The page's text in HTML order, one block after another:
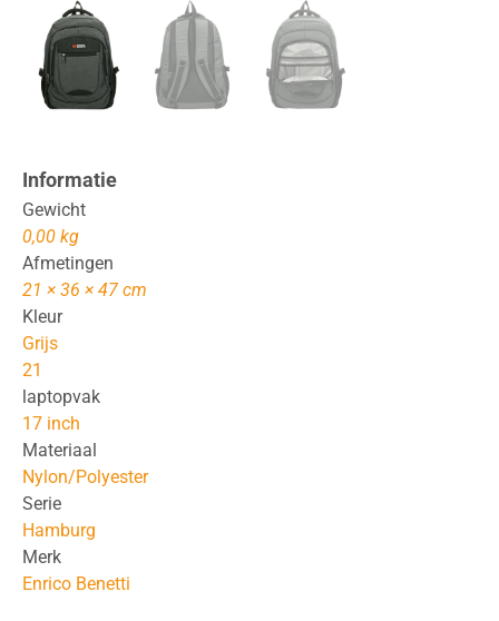
Informatie
Gewicht
0,00 kg
Afmetingen
21 × 36 × 47 cm
Kleur
Grijs
21
laptopvak
17 inch
Materiaal
Nylon/Polyester
Serie
Hamburg
Merk
Enrico Benetti